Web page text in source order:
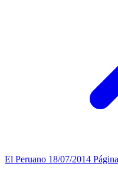
El Peruano 18/07/2014